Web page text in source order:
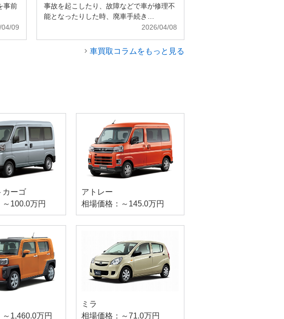
事前
09
事故を起こしたり、故障などで車が修理不
能となったりした時、廃車手続き…
2026/04/08
車買取コラムをもっと見る
カーゴ
100.0万円
アトレー
相場価格：～145.0万円
1,460.0万円
ミラ
相場価格：～71.0万円